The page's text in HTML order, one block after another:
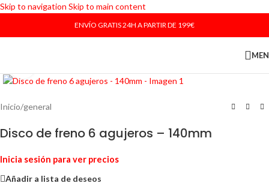
Skip to navigation Skip to main content
ENVÍO GRATIS 24H A PARTIR DE 199€
Inicio/general
Disco de freno 6 agujeros – 140mm
Inicia sesión para ver precios
Añadir a lista de deseos